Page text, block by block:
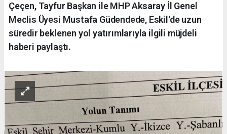
Çeçen, Tayfur Başkan ile MHP Aksaray İl Genel
Meclis Üyesi Mustafa Güdendede, Eskil'de uzun
süredir beklenen yol yatırımlarıyla ilgili müjdeli
haberi paylaştı.